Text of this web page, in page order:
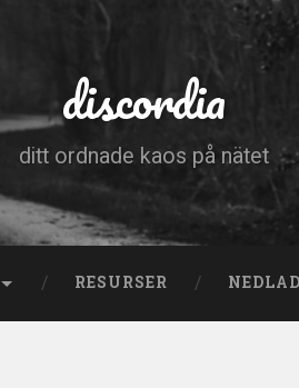
discordia
ditt ordnade kaos på nätet
RESURSER